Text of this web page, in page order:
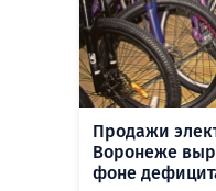
Продажи
Воронеже
фоне